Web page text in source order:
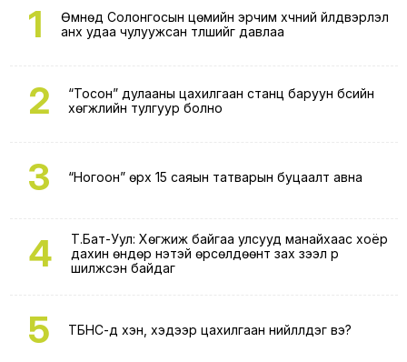
1
Өмнөд Солонгосын цөмийн эрчим хүчний үйлдвэрлэл
анх удаа чулуужсан түлшийг давлаа
2
“Тосон” дулааны цахилгаан станц баруун бүсийн
хөгжлийн тулгуур болно
3 “Ногоон” өрх 15 саяын татварын буцаалт авна
4
Т.Бат-Уул: Хөгжиж байгаа улсууд манайхаас хоёр
дахин өндөр үнэтэй өрсөлдөөнт зах зээл рүү
шилжсэн байдаг
5 ТБНС-д хэн, хэдээр цахилгаан нийлүүлдэг вэ?